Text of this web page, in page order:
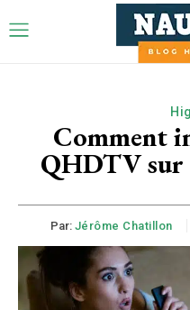
Comment
QHDTV sur
Par: Jérôme Chatillon